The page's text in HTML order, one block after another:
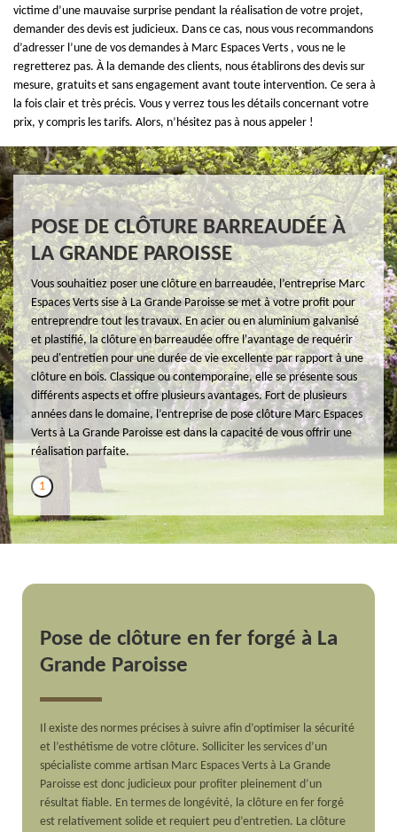
victime d’une mauvaise surprise pendant la réalisation de votre projet,
demander des devis est judicieux. Dans ce cas, nous vous recommandons
d’adresser l’une de vos demandes à Marc Espaces Verts , vous ne le
regretterez pas. À la demande des clients, nous établirons des devis sur
mesure, gratuits et sans engagement avant toute intervention. Ce sera à
la fois clair et très précis. Vous y verrez tous les détails concernant votre
prix, y compris les tarifs. Alors, n’hésitez pas à nous appeler !
POSE DE CLÔTURE BARREAUDÉE À
LA GRANDE PAROISSE
Vous souhaitiez poser une clôture en barreaudée, l’entreprise Marc
Espaces Verts sise à La Grande Paroisse se met à votre profit pour
entreprendre tout les travaux. En acier ou en aluminium galvanisé
et plastifié, la clôture en barreaudée offre l'avantage de requérir
peu d'entretien pour une durée de vie excellente par rapport à une
clôture en bois. Classique ou contemporaine, elle se présente sous
différents aspects et offre plusieurs avantages. Fort de plusieurs
années dans le domaine, l’entreprise de pose clôture Marc Espaces
Verts à La Grande Paroisse est dans la capacité de vous offrir une
réalisation parfaite.
1
Pose de clôture en fer forgé à La
Grande Paroisse
Il existe des normes précises à suivre afin d’optimiser la sécurité
et l’esthétisme de votre clôture. Solliciter les services d’un
spécialiste comme artisan Marc Espaces Verts à La Grande
Paroisse est donc judicieux pour profiter pleinement d’un
résultat fiable. En termes de longévité, la clôture en fer forgé
est relativement solide et requiert peu d’entretien. La clôture